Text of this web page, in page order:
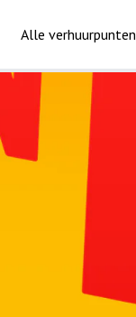
Alle verhuurpunten